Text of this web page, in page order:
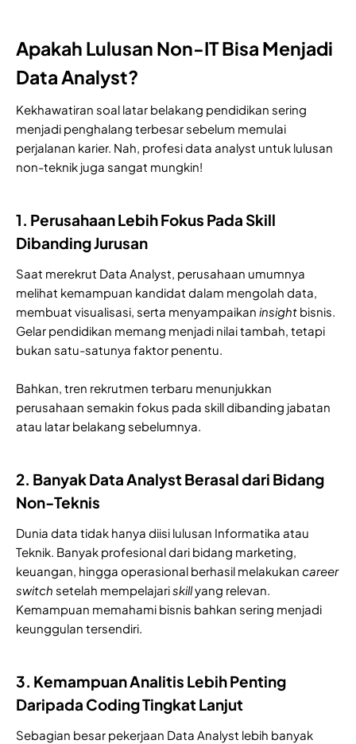
Apakah Lulusan Non-IT Bisa Menjadi
Data Analyst?
Kekhawatiran soal latar belakang pendidikan sering
menjadi penghalang terbesar sebelum memulai
perjalanan karier. Nah, profesi data analyst untuk lulusan
non-teknik juga sangat mungkin!
1. Perusahaan Lebih Fokus Pada Skill
Dibanding Jurusan
Saat merekrut Data Analyst, perusahaan umumnya
melihat kemampuan kandidat dalam mengolah data,
membuat visualisasi, serta menyampaikan insight bisnis.
Gelar pendidikan memang menjadi nilai tambah, tetapi
bukan satu-satunya faktor penentu.
Bahkan, tren rekrutmen terbaru menunjukkan
perusahaan semakin fokus pada skill dibanding jabatan
atau latar belakang sebelumnya.
2. Banyak Data Analyst Berasal dari Bidang
Non-Teknis
Dunia data tidak hanya diisi lulusan Informatika atau
Teknik. Banyak profesional dari bidang marketing,
keuangan, hingga operasional berhasil melakukan career
switch setelah mempelajariskillyang relevan.
Kemampuan memahami bisnis bahkan sering menjadi
keunggulan tersendiri.
3. Kemampuan Analitis Lebih Penting
Daripada Coding Tingkat Lanjut
Sebagian besar pekerjaan Data Analyst lebih banyak